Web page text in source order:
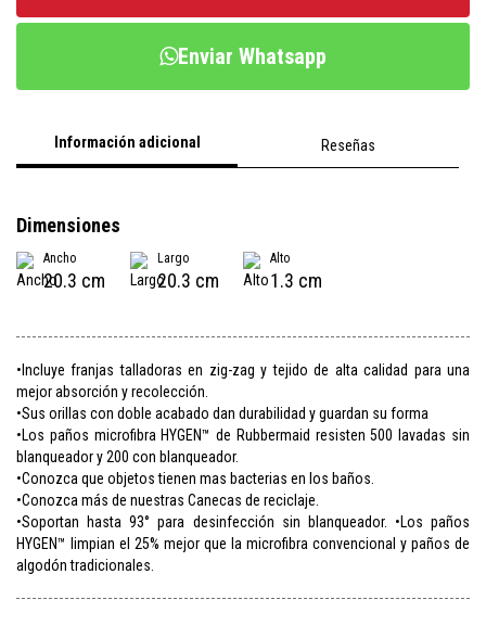
Enviar Whatsapp
Información adicional Reseñas
Dimensiones
Ancho
20.3 cm
Largo
20.3 cm
Alto
1.3 cm
•Incluye franjas talladoras en zig-zag y tejido de alta calidad para una
mejor absorción y recolección.
•Sus orillas con doble acabado dan durabilidad y guardan su forma
•Los paños microfibra HYGEN™ de Rubbermaid resisten 500 lavadas sin
blanqueador y 200 con blanqueador.
•Conozca que objetos tienen mas bacterias en los baños.
•Conozca más de nuestras Canecas de reciclaje.
•Soportan hasta 93° para desinfección sin blanqueador. •Los paños
HYGEN™ limpian el 25% mejor que la microfibra convencional y paños de
algodón tradicionales.